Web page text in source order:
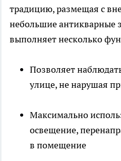
традицию, размещая с
небольшие антикварные
выполняет несколько
Позволяет
улице, не нарушая
Максимально
освещение,
в помещение